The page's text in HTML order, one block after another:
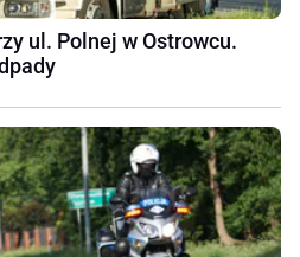
ul. Polnej w Ostrowcu.